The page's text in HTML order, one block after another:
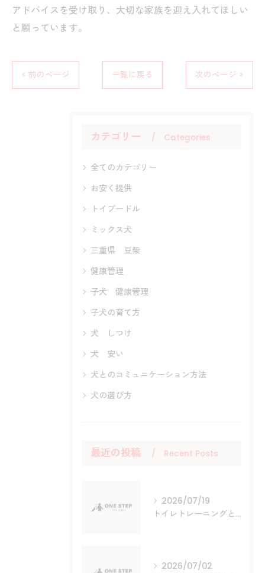
アドバイスを受け取り、大切な家族を迎え入れてほしい
と願っています。
< 前のページ 一覧に戻る 次のページ >
カテゴリー Categories
全てのカテゴリー
お安く提供
トイプードル
ミックス犬
三重県 豆柴
健康管理
子犬 健康管理
子犬の育て方
犬 しつけ
犬 安い
犬とのコミュニケーション方法
犬の選び方
最近の投稿 Recent Posts
2026/07/19
トイレトレーニングと三重県でトイプードル育児を成功させるポイント
2026/07/02